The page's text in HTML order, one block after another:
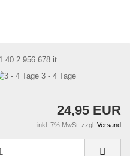
40 2 956 678 it
3 - 4 Tage
24,95 EUR
inkl. 7% MwSt. zzgl. Versand